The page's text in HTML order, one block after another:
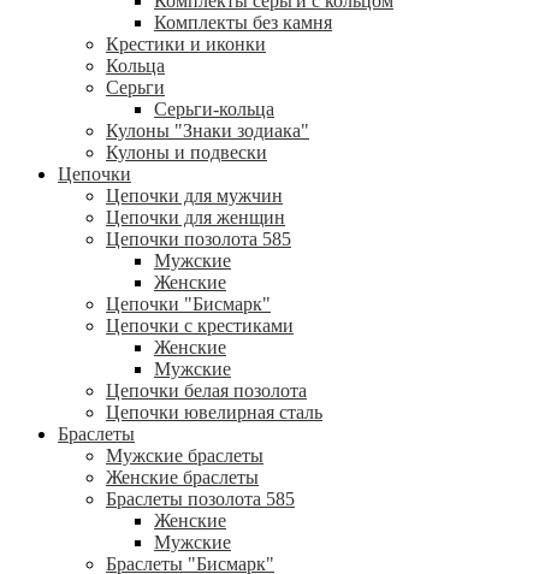
Комплекты без камня
Крестики и иконки
Кольца
Серьги
Серьги-кольца
Кулоны "Знаки зодиака"
Кулоны и подвески
Цепочки
Цепочки для мужчин
Цепочки для женщин
Цепочки позолота 585
Мужские
Женские
Цепочки "Бисмарк"
Цепочки с крестиками
Женские
Мужские
Цепочки белая позолота
Цепочки ювелирная сталь
Браслеты
Мужские браслеты
Женские браслеты
Браслеты позолота 585
Женские
Мужские
Браслеты "Бисмарк"